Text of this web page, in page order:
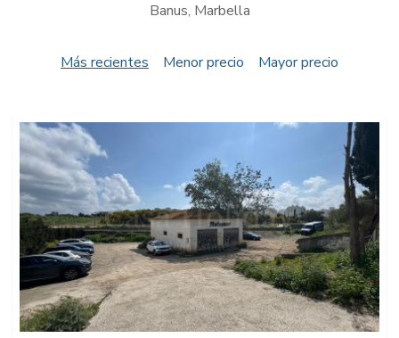
Banus, Marbella
Más recientes Menor precio Mayor precio